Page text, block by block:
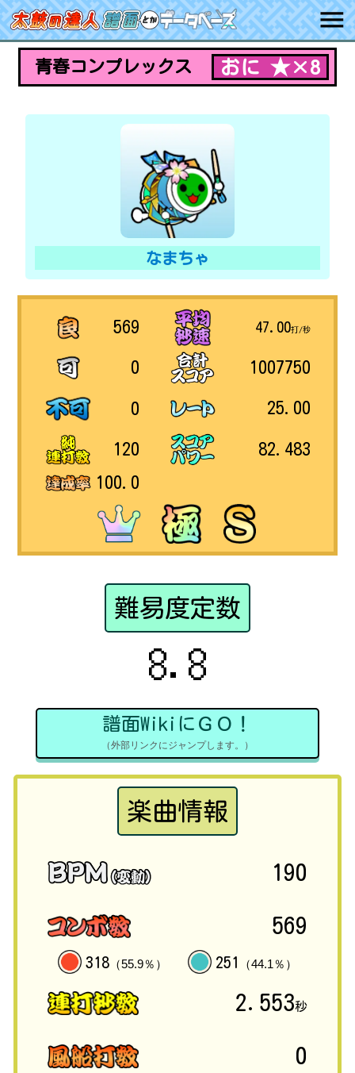
青春コンプレックス おに ★×8
なまちゃ
569
0
0
120
100.0
47.00打/秒
1007750
25.00
82.483
難易度定数
8.8
譜面WikiにＧＯ！
（外部リンクにジャンプします。）
楽曲情報
190
569
318 （55.9％） 251 （44.1％）
2.553秒
0